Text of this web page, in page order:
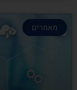
מאמרים